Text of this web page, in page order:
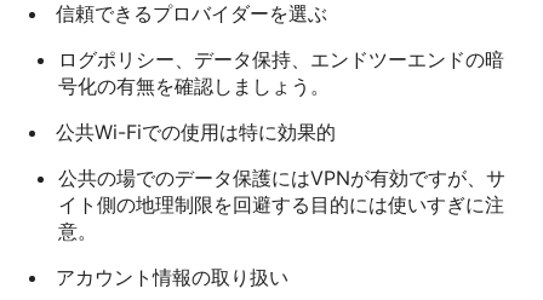
信頼できるプロバイダーを選ぶ
ログポリシー、データ保持、エンドツーエンドの暗
号化の有無を確認しましょう。
公共Wi-Fiでの使用は特に効果的
公共の場でのデータ保護にはVPNが有効ですが、サ
イト側の地理制限を回避する目的には使いすぎに注
意。
アカウント情報の取り扱い